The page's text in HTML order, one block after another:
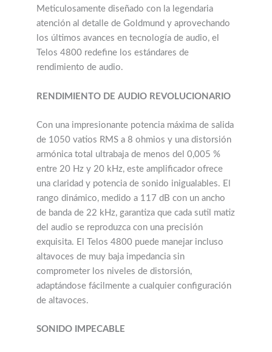
Meticulosamente diseñado con la legendaria
atención al detalle de Goldmund y aprovechando
los últimos avances en tecnología de audio, el
Telos 4800 redefine los estándares de
rendimiento de audio.
RENDIMIENTO DE AUDIO REVOLUCIONARIO
Con una impresionante potencia máxima de salida
de 1050 vatios RMS a 8 ohmios y una distorsión
armónica total ultrabaja de menos del 0,005 %
entre 20 Hz y 20 kHz, este amplificador ofrece
una claridad y potencia de sonido inigualables. El
rango dinámico, medido a 117 dB con un ancho
de banda de 22 kHz, garantiza que cada sutil matiz
del audio se reproduzca con una precisión
exquisita. El Telos 4800 puede manejar incluso
altavoces de muy baja impedancia sin
comprometer los niveles de distorsión,
adaptándose fácilmente a cualquier configuración
de altavoces.
SONIDO IMPECABLE